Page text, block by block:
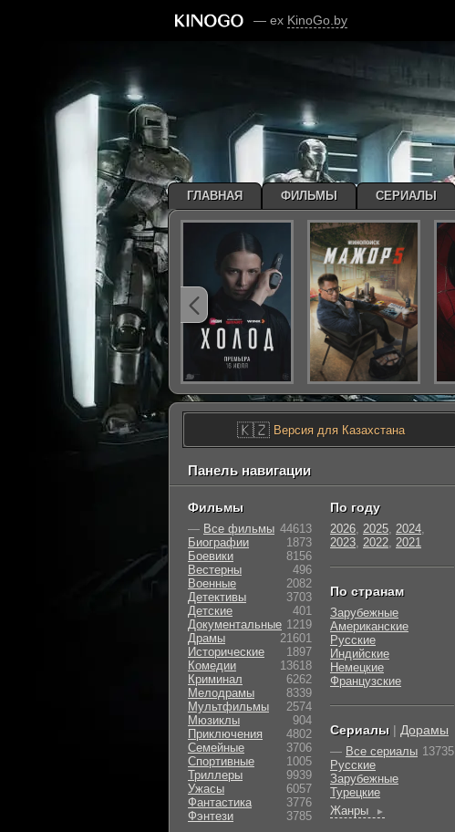
— ex KinoGo.by
🇰🇿Версия для Казахстана
Панель навигации
Фильмы
— Все фильмы 44613
Биографии
1873
Боевики
8156
Вестерны
496
Военные
2082
Детективы
3703
Детские
401
Документальные 1219
Драмы
21601
Исторические
1897
Комедии
13618
Криминал
6262
Мелодрамы
8339
Мультфильмы
2574
Мюзиклы
904
Приключения
4802
Семейные
3706
Cпортивные
1005
Триллеры
9939
Ужасы
6057
Фантастика
3776
Фэнтези
3785
По году
2026, 2025, 2024,
2023, 2022, 2021
По странам
Зарубежные
Американские
Русские
Индийские
Немецкие
Французские
Сериалы | Дорамы
— Все сериалы 13735
Русские
Зарубежные
Турецкие
Жанры
►
ГЛАВНАЯ ФИЛЬМЫ СЕРИАЛЫ